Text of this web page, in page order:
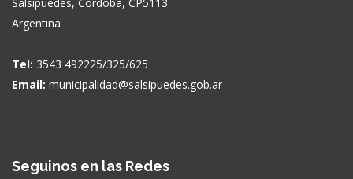
Argentina
Tel: 3543 492225/325/625
Email: municipalidad@salsipuedes.gob.ar
Seguinos en las Redes